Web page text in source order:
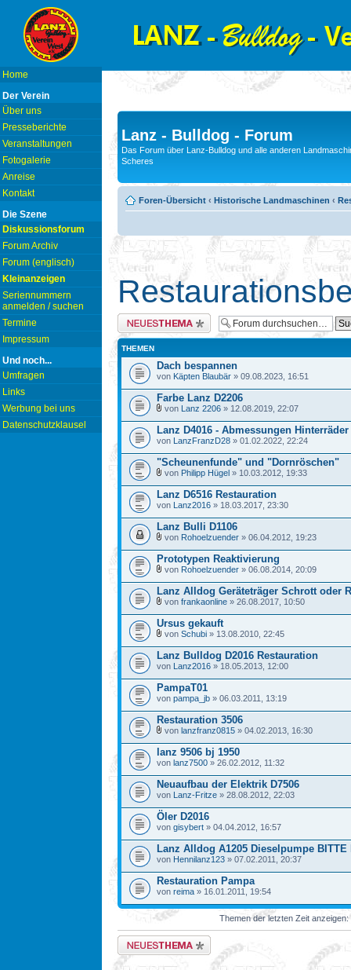
Home
Der Verein
Über uns
Presseberichte
Veranstaltungen
Fotogalerie
Anreise
Kontakt
Die Szene
Diskussionsforum
Forum Archiv
Forum (englisch)
Kleinanzeigen
Seriennummern
anmelden / suchen
Termine
Impressum
Und noch...
Umfragen
Links
Werbung bei uns
Datenschutzklausel
Lanz - Bulldog - Forum
Das Forum über Lanz-Bulldog und alle anderen
Scheres
Foren-Übersicht ‹ Historische Landmaschinen ‹
Neues Thema erstellen
THEMEN
Dach bespannen
von Käpten Blaubär » 09.08.2023, 16:51
Farbe Lanz D2206
von Lanz 2206 » 12.08.2019, 22:07
Lanz D4016 - Abmessungen Hinterräder
von LanzFranzD28 » 01.02.2022, 22:24
"Scheunenfunde" und "Dornröschen"
von Philipp Hügel » 10.03.2012, 19:33
Lanz D6516 Restauration
von Lanz2016 » 18.03.2017, 23:30
Lanz Bulli D1106
von Rohoelzuender » 06.04.2012, 19:23
Prototypen Reaktivierung
von Rohoelzuender » 06.08.2014, 20:09
Lanz Alldog Geräteträger Schrott oder
von frankaonline » 26.08.2017, 10:50
Ursus gekauft
von Schubi » 13.08.2010, 22:45
Lanz Bulldog D2016 Restauration
von Lanz2016 » 18.05.2013, 12:00
PampaT01
von pampa_jb » 06.03.2011, 13:19
Restauration 3506
von lanzfranz0815 » 04.02.2013, 16:30
lanz 9506 bj 1950
von lanz7500 » 26.02.2012, 11:32
Neuaufbau der Elektrik D7506
von Lanz-Fritze » 28.08.2012, 22:03
Öler D2016
von gisybert » 04.04.2012, 16:57
Lanz Alldog A1205 Dieselpumpe BITTE
von Hennilanz123 » 07.02.2011, 20:37
Restauration Pampa
von reima » 16.01.2011, 19:54
Themen der letzten Zeit anzeigen:
Neues Thema erstellen